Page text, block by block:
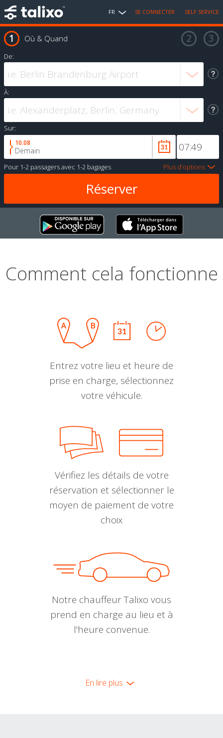
FR SE CONNECTER SELF SERVICE
Où & Quand
De:
À:
Sur:
10.08
Demain
Pour 1-2 passagersavec 1-2 bagages Plus d'options
Comment cela fonctionne
Entrez votre lieu et heure de
prise en charge, sélectionnez
votre véhicule.
Vérifiez les détails de votre
réservation et sélectionner le
moyen de paiement de votre
choix
Notre chauffeur Talixo vous
prend en charge au lieu et à
l'heure convenue.
En lire plus